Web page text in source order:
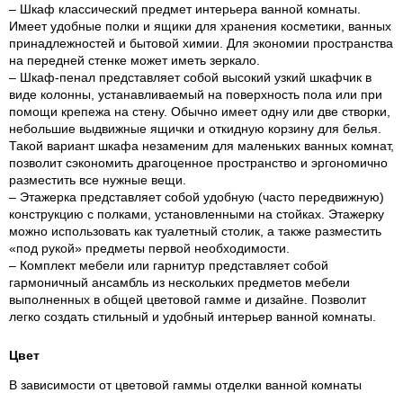
– Шкаф классический предмет интерьера ванной комнаты.
Имеет удобные полки и ящики для хранения косметики, ванных
принадлежностей и бытовой химии. Для экономии пространства
на передней стенке может иметь зеркало.
– Шкаф-пенал представляет собой высокий узкий шкафчик в
виде колонны, устанавливаемый на поверхность пола или при
помощи крепежа на стену. Обычно имеет одну или две створки,
небольшие выдвижные ящички и откидную корзину для белья.
Такой вариант шкафа незаменим для маленьких ванных комнат,
позволит сэкономить драгоценное пространство и эргономично
разместить все нужные вещи.
– Этажерка представляет собой удобную (часто передвижную)
конструкцию с полками, установленными на стойках. Этажерку
можно использовать как туалетный столик, а также разместить
«под рукой» предметы первой необходимости.
– Комплект мебели или гарнитур представляет собой
гармоничный ансамбль из нескольких предметов мебели
выполненных в общей цветовой гамме и дизайне. Позволит
легко создать стильный и удобный интерьер ванной комнаты.
Цвет
В зависимости от цветовой гаммы отделки ванной комнаты